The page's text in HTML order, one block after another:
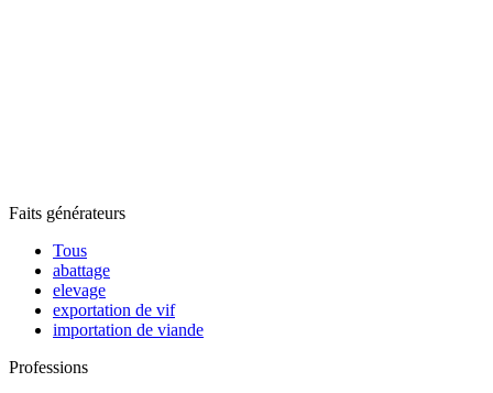
Faits générateurs
Tous
abattage
elevage
exportation de vif
importation de viande
Professions